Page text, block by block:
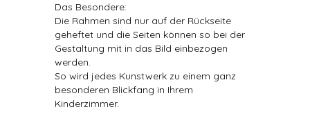
Das Besondere:
Die Rahmen sind nur auf der Rückseite
geheftet und die Seiten können so bei der
Gestaltung mit in das Bild einbezogen
werden.
So wird jedes Kunstwerk zu einem ganz
besonderen Blickfang in Ihrem
Kinderzimmer.